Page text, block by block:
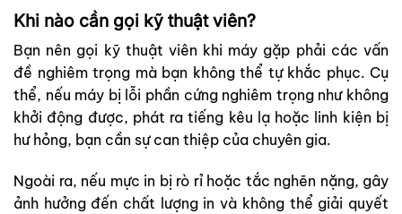
Khi nào cần gọi kỹ thuật viên?
Bạn nên gọi kỹ thuật viên khi máy gặp phải các vấn
đề nghiêm trọng mà bạn không thể tự khắc phục. Cụ
thể, nếu máy bị lỗi phần cứng nghiêm trọng như không
khởi động được, phát ra tiếng kêu lạ hoặc linh kiện bị
hư hỏng, bạn cần sự can thiệp của chuyên gia.
Ngoài ra, nếu mực in bị rò rỉ hoặc tắc nghẽn nặng, gây
ảnh hưởng đến chất lượng in và không thể giải quyết